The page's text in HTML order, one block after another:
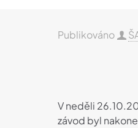
Publikováno
V neděli
závod byl